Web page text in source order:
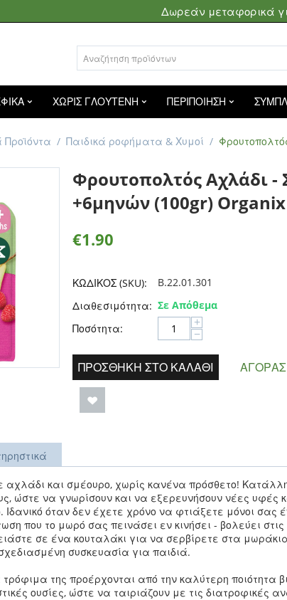
Δωρεάν μεταφορικά
ΧΩΡΙΣ ΓΛΟΥΤΕΝΗ ΠΕΡΙΠΟΙΗΣΗ
Προϊόντα / Παιδικά ροφήματα & Χυμοί /
Φρουτοπολτός Αχλάδι -
+6μηνών (100gr) Organix
€1.90
ΚΩΔΙΚΟΣ (SKU):
B.22.01.301
Διαθεσιμότητα: Σε Απόθεμα
Ποσότητα:
+
−
ΠΡΟΣΘΉΚΗ ΣΤΟ ΚΑΛΆΘΙ
αχλάδι και σμέουρο, χωρίς κανένα πρόσθετο!
ώστε να γνωρίσουν και να εξερευνήσουν νέες υφές
Ιδανικό όταν δεν έχετε χρόνο να φτιάξετε μόνοι
που το μωρό σας πεινάσει εν κινήσει - βολεύει
σε ένα κουταλάκι για να σερβίρετε στα
συσκευασία για παιδιά.
της προέρχονται από την καλύτερη ποιότητα
ουσίες, ώστε να ταιριάζουν με τις διατροφικές